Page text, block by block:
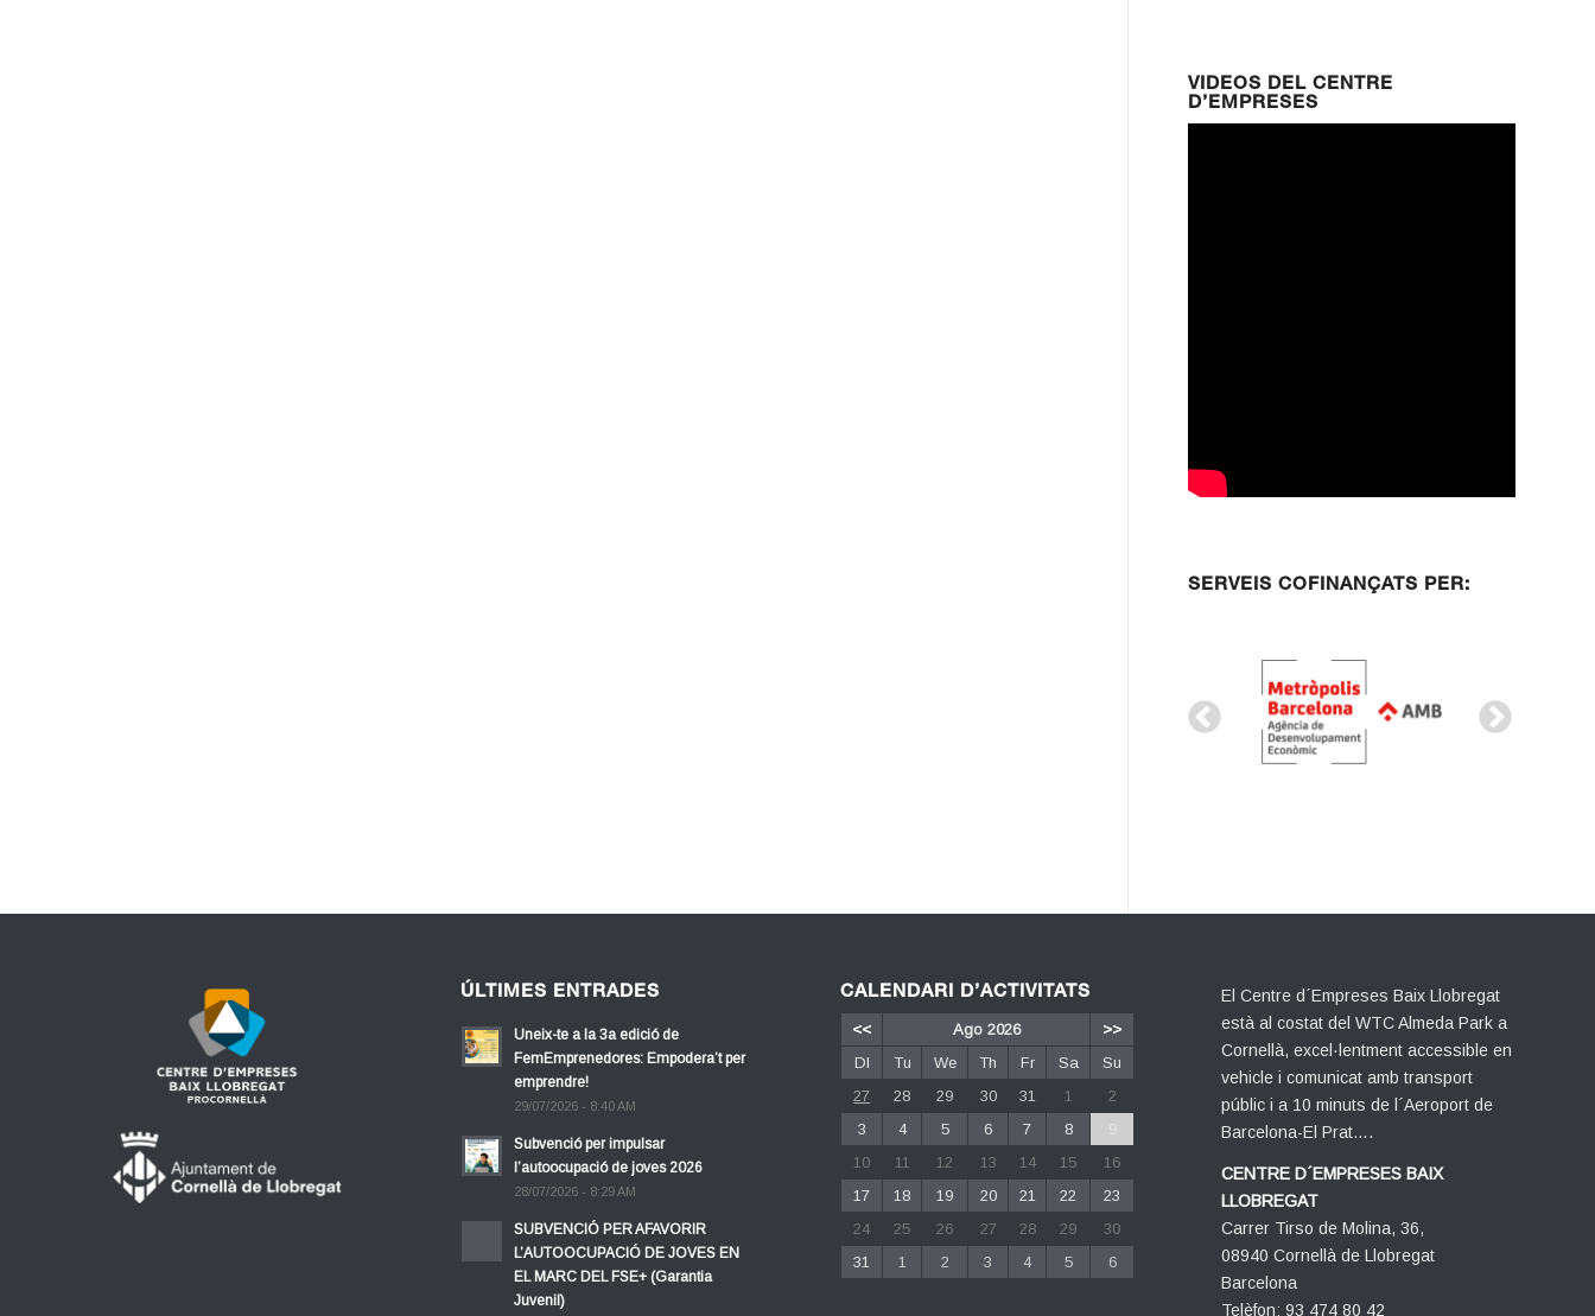
VIDEOS DEL CENTRE
D’EMPRESES
SERVEIS COFINANÇATS PER:
ÚLTIMES ENTRADES
Uneix-te a la 3a edició de
FemEmprenedores: Empodera’t per
emprendre!
29/07/2026 - 8:40 AM
Subvenció per impulsar
l’autoocupació de joves 2026
28/07/2026 - 8:29 AM
SUBVENCIÓ PER AFAVORIR
L’AUTOOCUPACIÓ DE JOVES EN
EL MARC DEL FSE+ (Garantia
Juvenil)
CALENDARI D’ACTIVITATS
<< Ago 2026
>>
Dl
Tu We Th Fr Sa
Su
27
28 29 30 31 1
2
3
4 5 6 7 8
9
10
11 12 13 14 15
16
17
18 19 20 21 22
23
24
25 26 27 28 29
30
31
1 2 3 4 5 6
El Centre d´Empreses Baix Llobregat
està al costat del WTC Almeda Park a
Cornellà, excel·lentment accessible en
vehicle i comunicat amb transport
públic i a 10 minuts de l´Aeroport de
Barcelona-El Prat….
CENTRE D´EMPRESES BAIX
LLOBREGAT
Carrer Tirso de Molina, 36,
08940 Cornellà de Llobregat
Barcelona
Telèfon: 93 474 80 42